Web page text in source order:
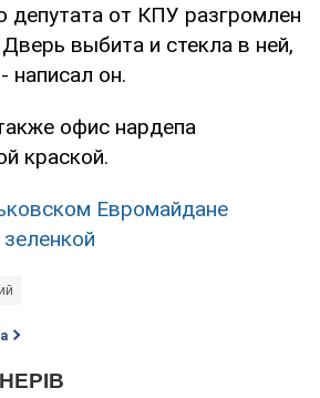
депутата от КПУ разгромлен
выбита и стекла в ней,
написал он.
офис нардепа
краской.
Евромайдане